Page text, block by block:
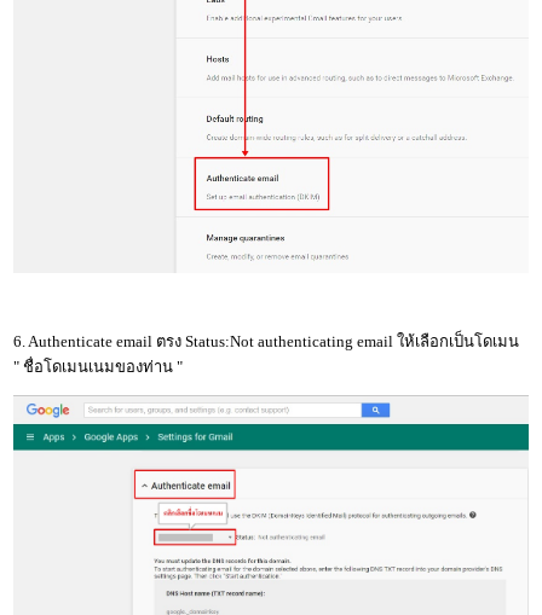
6. Authenticate email ตรง Status:Not authenticating email ให้เลือกเป็นโดเมน
" ชื่อโดเมนเนมของท่าน "